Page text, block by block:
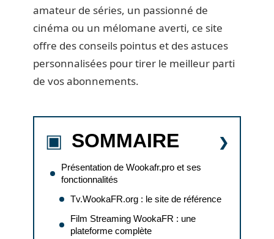
amateur de séries, un passionné de
cinéma ou un mélomane averti, ce site
offre des conseils pointus et des astuces
personnalisées pour tirer le meilleur parti
de vos abonnements.
SOMMAIRE
Présentation de Wookafr.pro et ses
fonctionnalités
Tv.WookaFR.org : le site de référence
Film Streaming WookaFR : une
plateforme complète